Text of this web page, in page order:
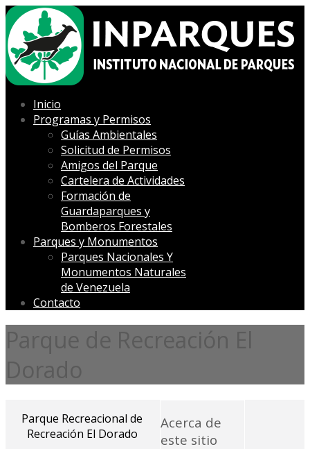
Inicio
Programas y Permisos
Guías Ambientales
Solicitud de Permisos
Amigos del Parque
Cartelera de Actividades
Formación de
Guardaparques y
Bomberos Forestales
Parques y Monumentos
Parques Nacionales Y
Monumentos Naturales
de Venezuela
Contacto
Parque de Recreación El
Dorado
Acerca de
este sitio
Parque Recreacional de
Recreación El Dorado